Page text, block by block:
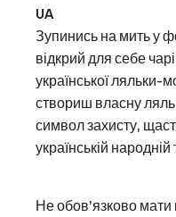
UA
Зупинись на мить у
відкрий для себе
української ляльки-
створиш власну
символ захисту,
українській народній
Не обов’язково мати